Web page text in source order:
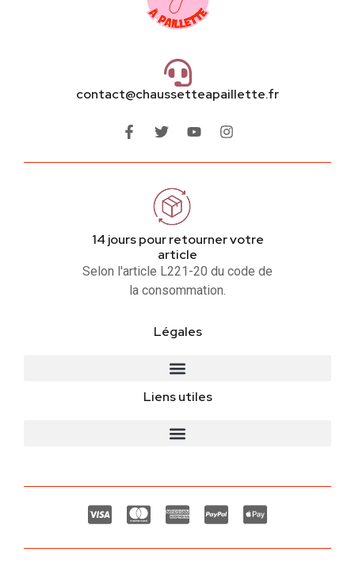
contact@chaussetteapaillette.fr
14 jours pour retourner votre
article
Selon l'article L221-20 du code de
la consommation.
Légales
Liens utiles